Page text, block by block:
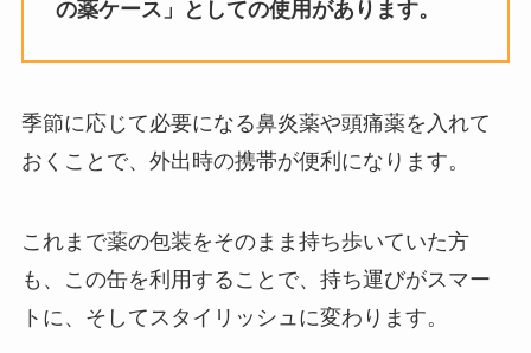
の薬ケース」としての使用があります。
季節に応じて必要になる鼻炎薬や頭痛薬を入れて
おくことで、外出時の携帯が便利になります。
これまで薬の包装をそのまま持ち歩いていた方
も、この缶を利用することで、持ち運びがスマー
トに、そしてスタイリッシュに変わります。